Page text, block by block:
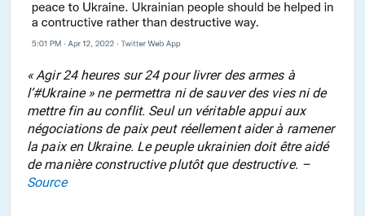
« Agir 24 heures sur 24 pour livrer des armes à
l’#Ukraine » ne permettra ni de sauver des vies ni de
mettre fin au conflit. Seul un véritable appui aux
négociations de paix peut réellement aider à ramener
la paix en Ukraine. Le peuple ukrainien doit être aidé
de manière constructive plutôt que destructive. –
Source